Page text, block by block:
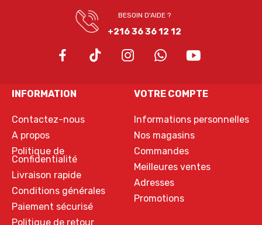
BESOIN D'AIDE ?
+216 36 36 12 12
INFORMATION
Contactez-nous
A propos
Politique de
Confidentialité
Livraison rapide
Conditions générales
Paiement sécurisé
Politique de retour
VOTRE COMPTE
Informations personnelles
Nos magasins
Commandes
Meilleures ventes
Adresses
Promotions